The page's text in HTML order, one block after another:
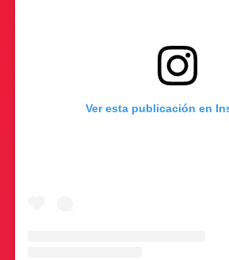
Ver esta publicación en